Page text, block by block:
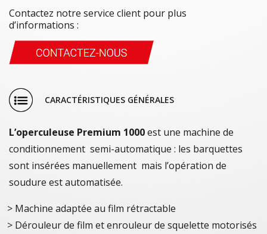
Contactez notre service client pour plus
d’informations :
CARACTÉRISTIQUES GÉNÉRALES
L’operculeuse Premium 1000est une machine de
conditionnement semi-automatique : les barquettes
sont insérées manuellement mais l’opération de
soudure est automatisée.
Machine adaptée au film rétractable
Dérouleur de film et enrouleur de squelette motorisés